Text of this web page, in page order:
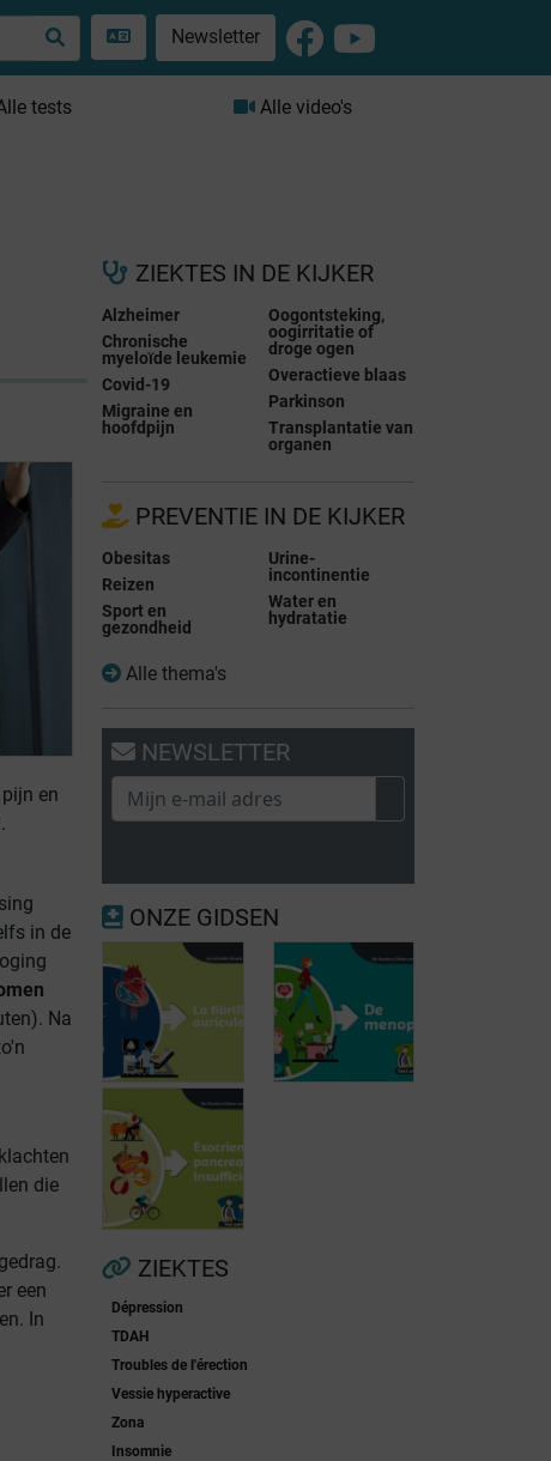
Newsletter
tests Alle video's
en
in de
Na
die
een
In
ZIEKTES IN DE KIJKER
Alzheimer
Chronische
myeloïde leukemie
Covid-19
Migraine en
hoofdpijn
Oogontsteking,
oogirritatie of
droge ogen
Overactieve blaas
Parkinson
Transplantatie van
organen
PREVENTIE IN DE KIJKER
Obesitas
Reizen
Sport en
gezondheid
Urine-
incontinentie
Water en
hydratatie
Alle thema's
NEWSLETTER
ONZE GIDSEN
Voorkamerfibrillatie
Exocriene
pancreas-
ZIEKTES
Dépression
TDAH
Troubles de l'érection
Vessie hyperactive
Zona
Insomnie